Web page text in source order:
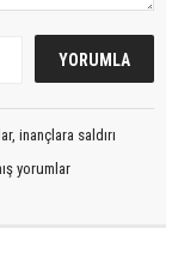
inançlara saldırı
yorumlar